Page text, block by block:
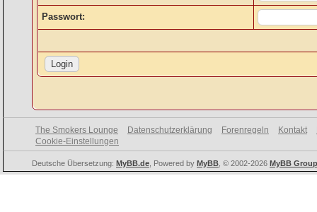
Passwort:
The Smokers Lounge Datenschutzerklärung Forenregeln Kontakt
Cookie-Einstellungen
Deutsche Übersetzung: MyBB.de , Powered by MyBB , © 2002-2026 MyBB Group